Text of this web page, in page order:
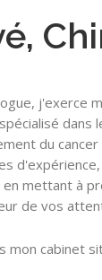
j'exerce
du
mettant à
de vos
mon cabinet